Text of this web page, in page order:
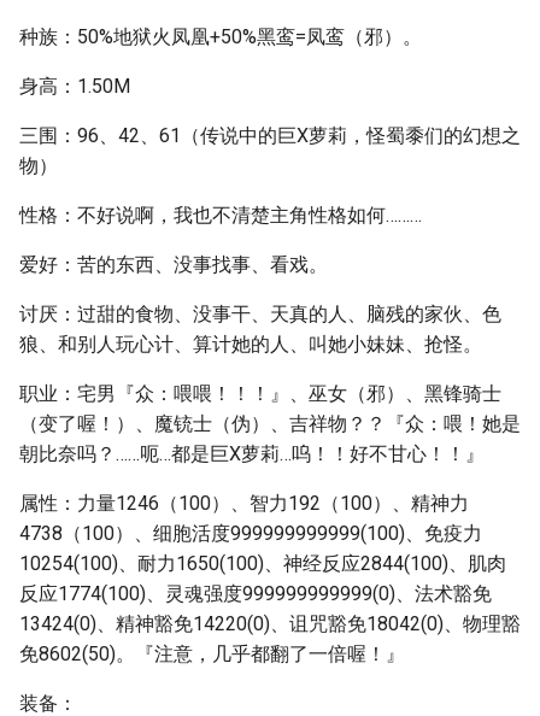
种族：50%地狱火凤凰+50%黑鸾=凤鸾（邪）。
身高：1.50M
三围：96、42、61（传说中的巨X萝莉，怪蜀黍们的幻想之
物）
性格：不好说啊，我也不清楚主角性格如何………
爱好：苦的东西、没事找事、看戏。
讨厌：过甜的食物、没事干、天真的人、脑残的家伙、色
狼、和别人玩心计、算计她的人、叫她小妹妹、抢怪。
职业：宅男『众：喂喂！！！』、巫女（邪）、黑锋骑士
（变了喔！）、魔铳士（伪）、吉祥物？？『众：喂！她是
朝比奈吗？……呃…都是巨X萝莉…呜！！好不甘心！！』
属性：力量1246（100）、智力192（100）、精神力
4738（100）、细胞活度999999999999(100)、免疫力
10254(100)、耐力1650(100)、神经反应2844(100)、肌肉
反应1774(100)、灵魂强度999999999999(0)、法术豁免
13424(0)、精神豁免14220(0)、诅咒豁免18042(0)、物理豁
免8602(50)。『注意，几乎都翻了一倍喔！』
装备：